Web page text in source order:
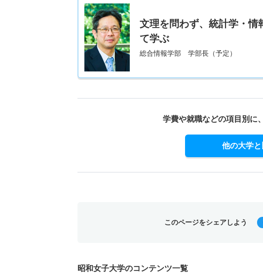
文理を問わず、統計学・情
て学ぶ
総合情報学部 学部長（予定）
学費や就職などの項目別に、
他の大学
このページをシェアしよう
昭和女子大学のコンテンツ一覧